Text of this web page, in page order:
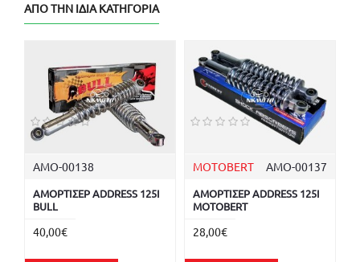
ΑΠΌ ΤΗΝ ΊΔΙΑ ΚΑΤΗΓΟΡΊΑ
ΑΜΟ-00138
ΑΜΟΡΤΙΣΕΡ ADDRESS 125I
BULL
40,00€
MOTOBERT ΑΜΟ-00137
ΑΜΟΡΤΙΣΕΡ ADDRESS 125I
MOTOBERT
28,00€